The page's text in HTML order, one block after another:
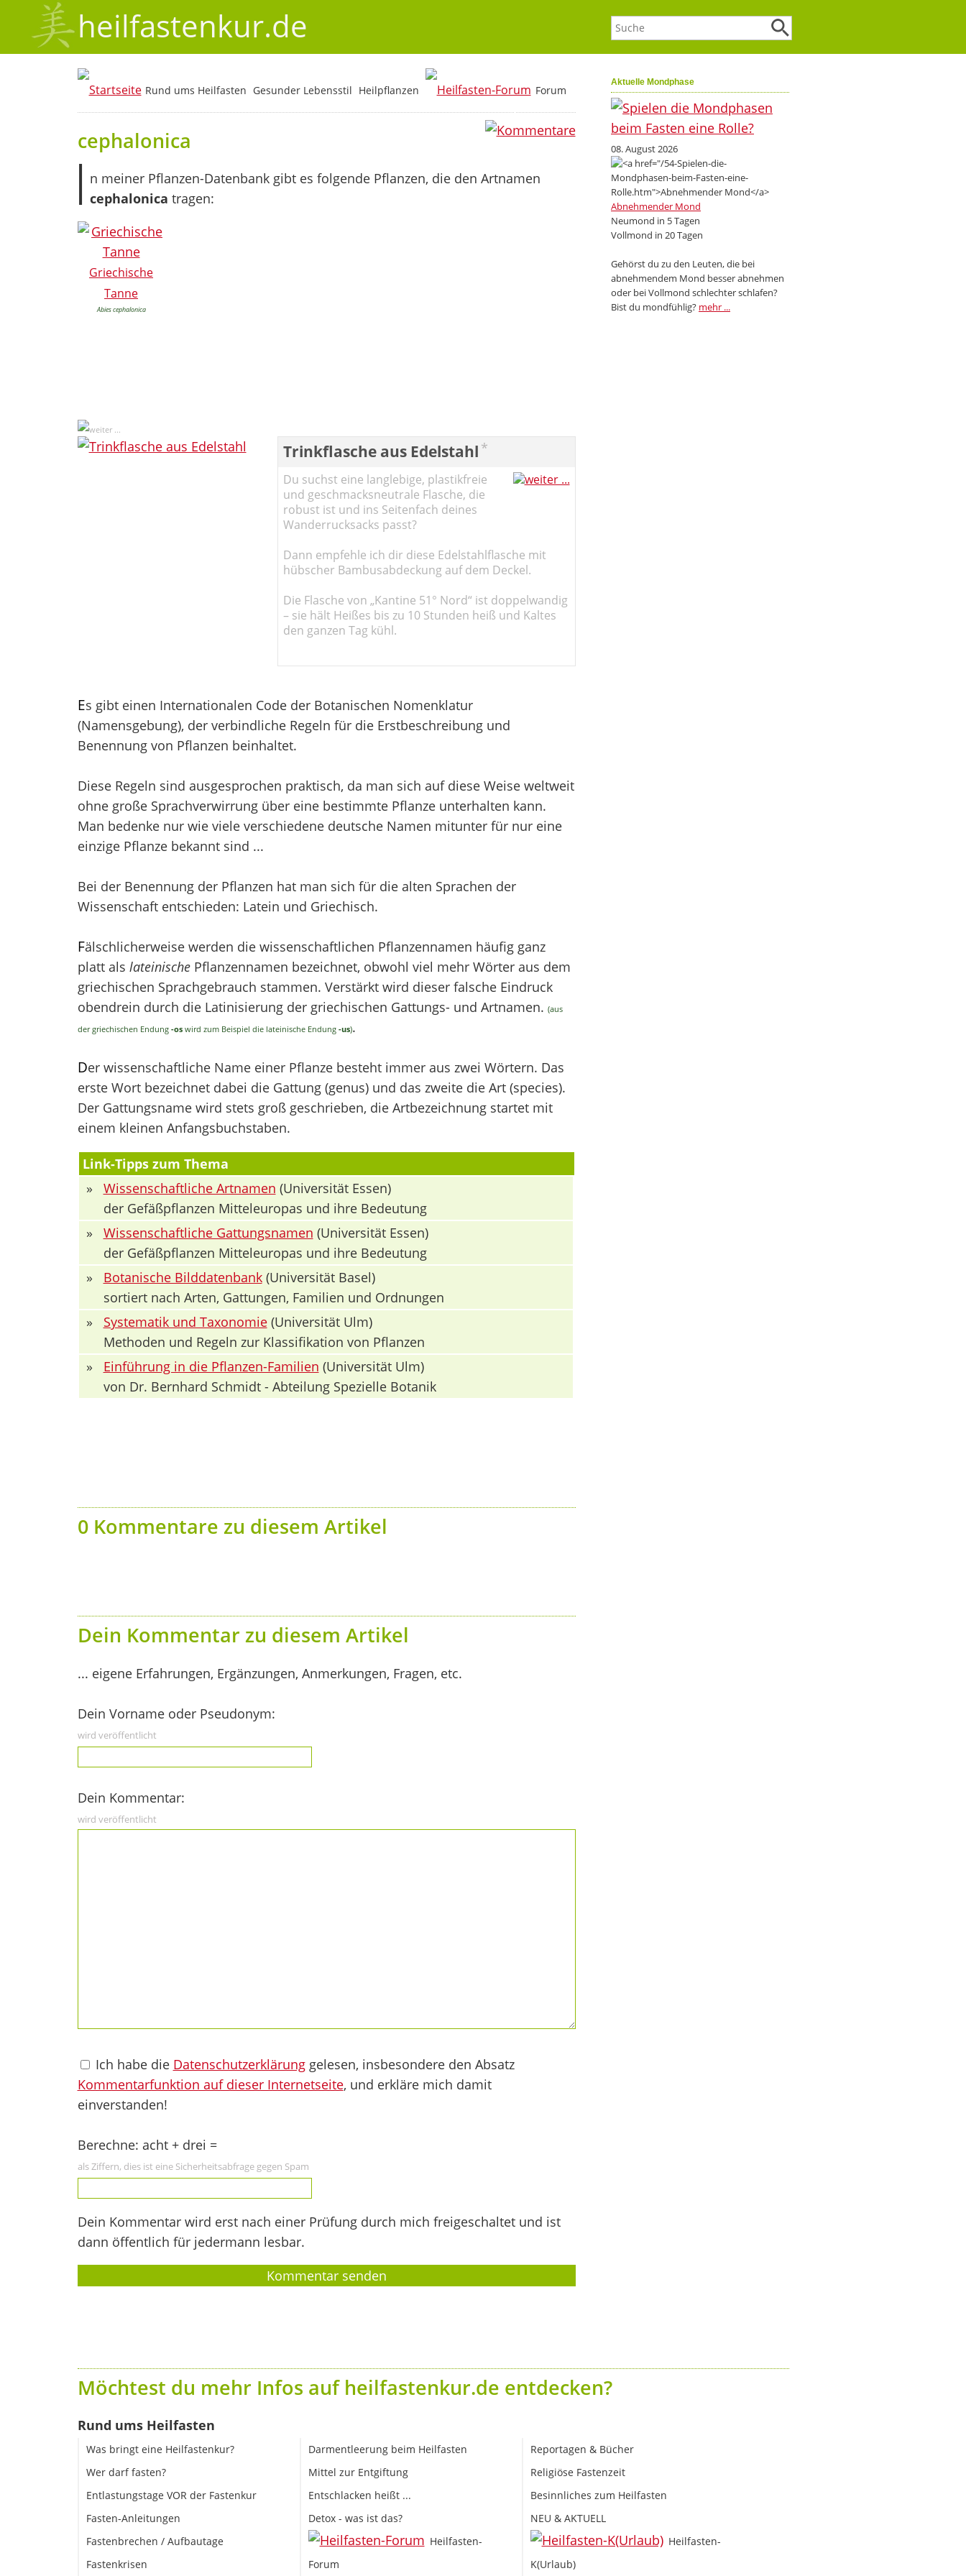
heilfastenkur.de
Aktuelle Mondphase
08. August 2026
Abnehmender Mond
Neumond in 5 Tagen
Vollmond in 20 Tagen
Gehörst du zu den Leuten, die bei
abnehmendem Mond besser abnehmen
oder bei Vollmond schlechter schlafen?
Bist du mondfühlig? mehr ...
Rund ums Heilfasten Gesunder Lebensstil Heilpflanzen
Forum
0
cephalonica
I n meiner Pflanzen-Datenbank gibt es folgende Pflanzen, die den Artnamen
cephalonica tragen:
Griechische
Tanne
Abies cephalonica
Trinkflasche aus Edelstahl *
Du suchst eine langlebige, plastikfreie
und geschmacksneutrale Flasche, die
robust ist und ins Seitenfach deines
Wanderrucksacks passt?
Dann empfehle ich dir diese Edelstahlflasche mit
hübscher Bambusabdeckung auf dem Deckel.
Die Flasche von „Kantine 51° Nord“ ist doppelwandig
– sie hält Heißes bis zu 10 Stunden heiß und Kaltes
den ganzen Tag kühl.
Es gibt einen Internationalen Code der Botanischen Nomenklatur
(Namensgebung), der verbindliche Regeln für die Erstbeschreibung und
Benennung von Pflanzen beinhaltet.
Diese Regeln sind ausgesprochen praktisch, da man sich auf diese Weise weltweit
ohne große Sprachverwirrung über eine bestimmte Pflanze unterhalten kann.
Man bedenke nur wie viele verschiedene deutsche Namen mitunter für nur eine
einzige Pflanze bekannt sind ...
Bei der Benennung der Pflanzen hat man sich für die alten Sprachen der
Wissenschaft entschieden: Latein und Griechisch.
Fälschlicherweise werden die wissenschaftlichen Pflanzennamen häufig ganz
platt als lateinischePflanzennamen bezeichnet, obwohl viel mehr Wörter aus dem
griechischen Sprachgebrauch stammen. Verstärkt wird dieser falsche Eindruck
obendrein durch die Latinisierung der griechischen Gattungs- und Artnamen. (aus
der griechischen Endung -oswird zum Beispiel die lateinische Endung -us).
Der wissenschaftliche Name einer Pflanze besteht immer aus zwei Wörtern. Das
erste Wort bezeichnet dabei die Gattung (genus) und das zweite die Art (species).
Der Gattungsname wird stets groß geschrieben, die Artbezeichnung startet mit
einem kleinen Anfangsbuchstaben.
Link-Tipps zum Thema
»
Wissenschaftliche Artnamen (Universität Essen)
der Gefäßpflanzen Mitteleuropas und ihre Bedeutung
»
Wissenschaftliche Gattungsnamen (Universität Essen)
der Gefäßpflanzen Mitteleuropas und ihre Bedeutung
»
Botanische Bilddatenbank(Universität Basel)
sortiert nach Arten, Gattungen, Familien und Ordnungen
»
Systematik und Taxonomie(Universität Ulm)
Methoden und Regeln zur Klassifikation von Pflanzen
»
Einführung in die Pflanzen-Familien (Universität Ulm)
von Dr. Bernhard Schmidt - Abteilung Spezielle Botanik
0 Kommentare zu diesem Artikel
Dein Kommentar zu diesem Artikel
... eigene Erfahrungen, Ergänzungen, Anmerkungen, Fragen, etc.
Dein Vorname oder Pseudonym:
wird veröffentlicht
Dein Kommentar:
wird veröffentlicht
Ich habe die Datenschutzerklärunggelesen, insbesondere den Absatz
Kommentarfunktion auf dieser Internetseite, und erkläre mich damit
einverstanden!
Berechne: acht + drei =
als Ziffern, dies ist eine Sicherheitsabfrage gegen Spam
Dein Kommentar wird erst nach einer Prüfung durch mich freigeschaltet und ist
dann öffentlich für jedermann lesbar.
Möchtest du mehr Infos auf heilfastenkur.de entdecken?
Rund ums Heilfasten
Was bringt eine Heilfastenkur?
Wer darf fasten?
Entlastungstage VOR der Fastenkur
Fasten-Anleitungen
Fastenbrechen / Aufbautage
Fastenkrisen
Darmentleerung beim Heilfasten
Mittel zur Entgiftung
Entschlacken heißt ...
Detox - was ist das?
Heilfasten-
Forum
Reportagen & Bücher
Religiöse Fastenzeit
Besinnliches zum Heilfasten
NEU & AKTUELL
Heilfasten-
K(Urlaub)